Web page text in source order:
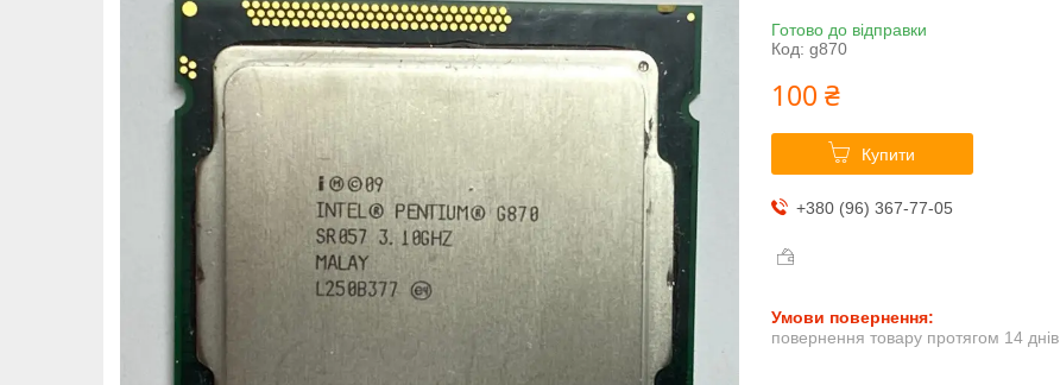
Готово до відправки
Код: g870
100 ₴
Купити
+380 (96) 367-77-05
повернення товару протягом 14 днів